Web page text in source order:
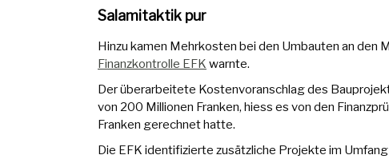
Salamitaktik pur
Hinzu kamen Mehrkosten bei den Umbauten an den
Finanzkontrolle EFK warnte.
Der überarbeitete Kostenvoranschlag des
von 200 Millionen Franken, hiess es von den
Franken gerechnet hatte.
Die EFK identifizierte zusätzliche Projekte im